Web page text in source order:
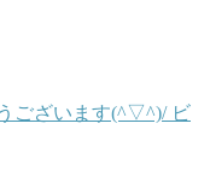
ございます(^▽^)/ ビ